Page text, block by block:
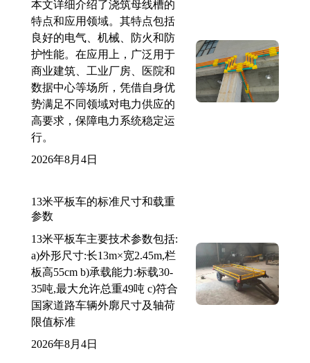
本文详细介绍了浇筑母线槽的
特点和应用领域。其特点包括
良好的电气、机械、防火和防
护性能。在应用上，广泛用于
商业建筑、工业厂房、医院和
数据中心等场所，凭借自身优
势满足不同领域对电力供应的
高要求，保障电力系统稳定运
行。
2026年8月4日
13米平板车的标准尺寸和载重
参数
13米平板车主要技术参数包括:
a)外形尺寸:长13m×宽2.45m,栏
板高55cm b)承载能力:标载30-
35吨,最大允许总重49吨 c)符合
国家道路车辆外廓尺寸及轴荷
限值标准
2026年8月4日